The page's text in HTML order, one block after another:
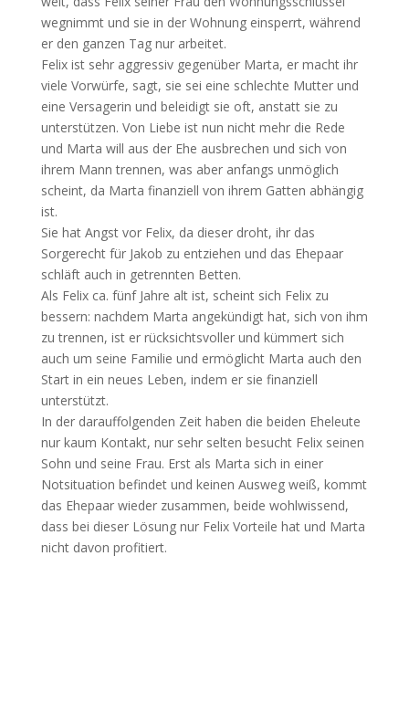
wegnimmt und sie in der Wohnung einsperrt, während
er den ganzen Tag nur arbeitet.
Felix ist sehr aggressiv gegenüber Marta, er macht ihr
viele Vorwürfe, sagt, sie sei eine schlechte Mutter und
eine Versagerin und beleidigt sie oft, anstatt sie zu
unterstützen. Von Liebe ist nun nicht mehr die Rede
und Marta will aus der Ehe ausbrechen und sich von
ihrem Mann trennen, was aber anfangs unmöglich
scheint, da Marta finanziell von ihrem Gatten abhängig
ist.
Sie hat Angst vor Felix, da dieser droht, ihr das
Sorgerecht für Jakob zu entziehen und das Ehepaar
schläft auch in getrennten Betten.
Als Felix ca. fünf Jahre alt ist, scheint sich Felix zu
bessern: nachdem Marta angekündigt hat, sich von ihm
zu trennen, ist er rücksichtsvoller und kümmert sich
auch um seine Familie und ermöglicht Marta auch den
Start in ein neues Leben, indem er sie finanziell
unterstützt.
In der darauffolgenden Zeit haben die beiden Eheleute
nur kaum Kontakt, nur sehr selten besucht Felix seinen
Sohn und seine Frau. Erst als Marta sich in einer
Notsituation befindet und keinen Ausweg weiß, kommt
das Ehepaar wieder zusammen, beide wohlwissend,
dass bei dieser Lösung nur Felix Vorteile hat und Marta
nicht davon profitiert.